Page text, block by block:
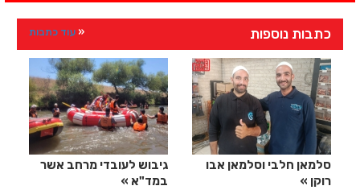
כתבות נוספות עוד כתבות
סלמאן חלבי וסלמאן אבו
רוקן
גיבוש לעובדי מרחב אשר
במד"א